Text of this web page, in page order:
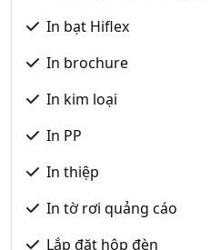
In bạt Hiflex
In brochure
In kim loại
In PP
In thiệp
In tờ rơi quảng cáo
Lắp đặt hộp đèn